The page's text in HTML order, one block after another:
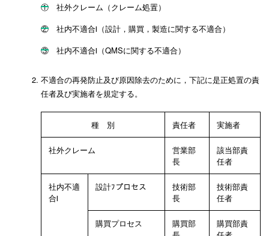
① 社外クレーム（クレーム処置）
② 社内不適合Ⅰ（設計，購買，製造に関する不適合）
③ 社内不適合Ⅰ（QMSに関する不適合）
不適合の再発防止及び原因除去のために，下記に是正処置の責
任者及び実施者を規定する。
種 別 責任者 実施者
社外クレーム
営業部
長
該当部責
任者
社内不適
合Ⅰ
設計ﾌプロセス
技術部
長
技術部責
任者
購買プロセス
購買部
購買部責